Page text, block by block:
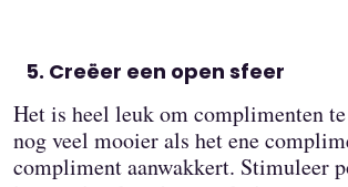
Creëer een open sfeer
Het is heel leuk om complimenten
nog veel mooier als het ene
compliment aanwakkert. Stimuleer